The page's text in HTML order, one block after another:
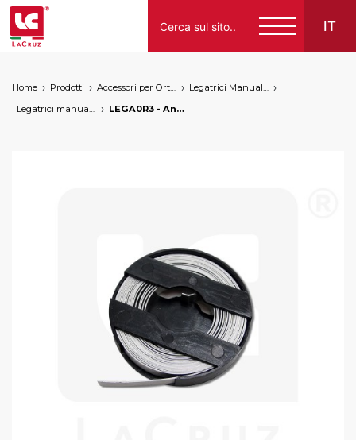
IT
Home Prodotti Accessori per Orticoltura E Vivaismo
Legatrici Manuali E Accessori
Legatrici manuali e accessori
LEGA0R3 - Anello metallico per legatrice manuale Attalink, markets: []string{"A", "B", "HU"}